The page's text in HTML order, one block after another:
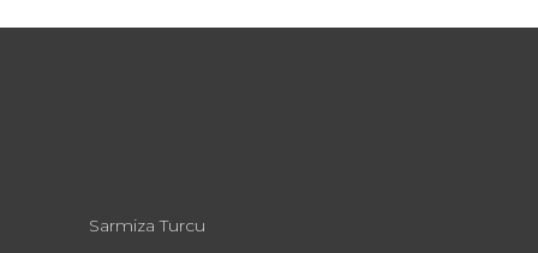
Sarmiza Turcu